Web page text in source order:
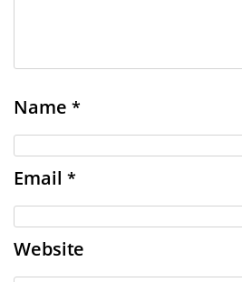
Name *
Email *
Website